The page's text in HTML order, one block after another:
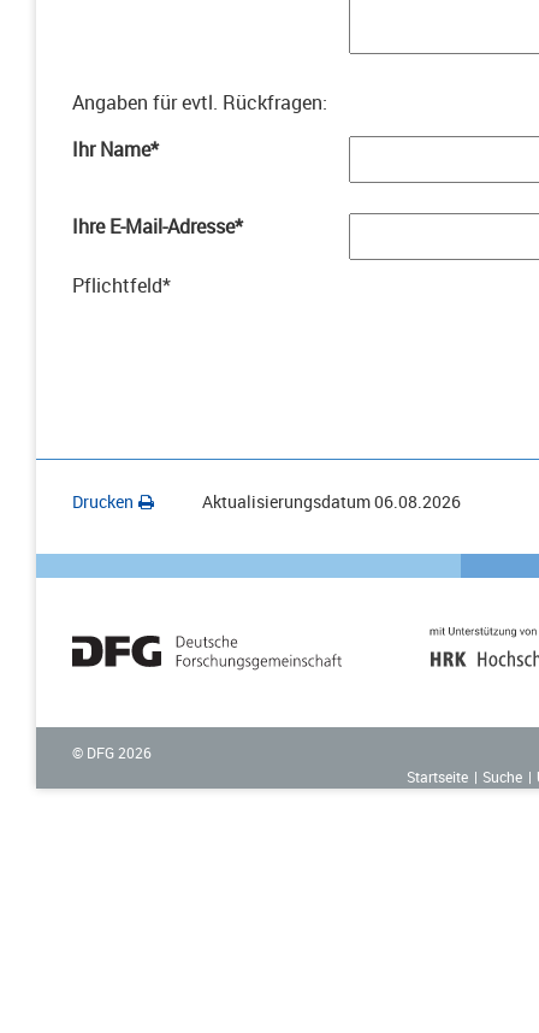
Angaben für evtl. Rückfragen:
Ihr Name*
Ihre E-Mail-Adresse*
Pflichtfeld*
Drucken Aktualisierungsdatum06.08.2026
© DFG 2026
Startseite
Suche